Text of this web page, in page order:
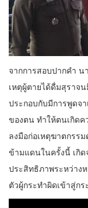
จากการสอบปากคำ น
เหตุผู้ตายได้ดื่มสุราจ
ประกอบกับมีการพูดจ
ของตน ทำให้ตนเกิด
ลงมือก่อเหตุฆาตกรร
ข้ามแดนในครั้งนี้ เกิ
ประสิทธิภาพระหว่าง
ตัวผู้กระทำผิดเข้าสู่ก